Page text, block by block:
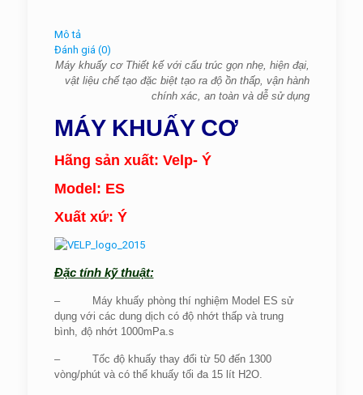
Mô tả
Đánh giá (0)
Máy khuấy cơ Thiết kế với cấu trúc gọn nhẹ, hiện đại,
vật liệu chế tạo đặc biệt tạo ra độ ồn thấp, vận hành
chính xác, an toàn và dễ sử dụng
MÁY KHUẤY CƠ
Hãng sản xuất: Velp- Ý
Model: ES
Xuất xứ: Ý
Đặc tính kỹ thuật:
– Máy khuấy phòng thí nghiệm Model ES sử
dụng với các dung dịch có độ nhớt thấp và trung
bình, độ nhớt 1000mPa.s
– Tốc độ khuấy thay đổi từ 50 đến 1300
vòng/phút và có thể khuấy tối đa 15 lít H2O.